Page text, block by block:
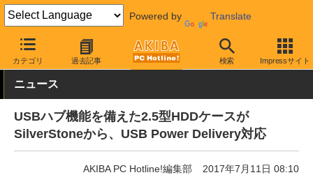
Powered by Translate
カテゴリ 過去記事 検索 Impressサイト
AKIBA PC Hotline! PC周辺機器 HDDケース 外付け型
ニュース
USBハブ機能を備えた2.5型HDDケースが
SilverStoneから、USB Power Delivery対応
AKIBA PC Hotline!編集部 2017年7月11日 08:10